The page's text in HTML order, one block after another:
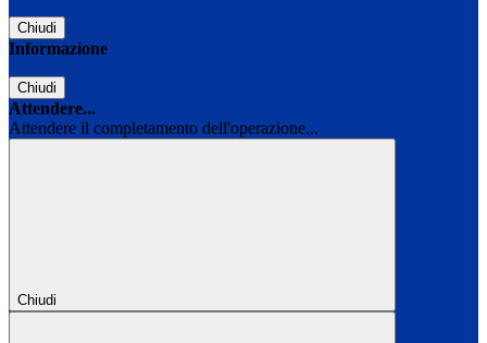
Chiudi
Informazione
Chiudi
Attendere...
Attendere il completamento dell'operazione...
Chiudi